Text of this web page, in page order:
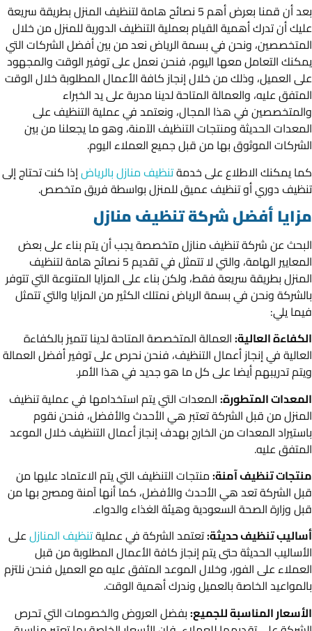
بعد أن قمنا بعرض أهم 5 نصائح هامة لتنظيف المنزل بطريقة سريعة
عليك أن تدرك أهمية القيام بعملية التنظيف الدورية للمنزل من خلال
المتخصصين، ونحن في بسمة الرياض نعد من بين أفضل الشركات التي
يمكنك التعامل معها اليوم، فنحن نعمل على توفير الوقت والمجهود
على العميل، وذلك من خلال إنجاز كافة الأعمال المطلوبة خلال الوقت
المتفق عليه، والعمالة المتاحة لدينا مدربة على يد الخبراء
والمتخصصين في هذا المجال، ونعتمد في عملية التنظيف على
المعدات الحديثة ومنتجات التنظيف الآمنة، وهو ما يجعلنا من بين
الشركات الموثوق بها من قبل جميع العملاء اليوم.
كما يمكنك الاطلاع على خدمةتنظيف منازل بالرياضإذا كنت تحتاج إلى
تنظيف دوري أو تنظيف عميق للمنزل بواسطة فريق متخصص.
مزايا أفضل شركة تنظيف منازل
البحث عن شركة تنظيف منازل متخصصة يجب أن يتم بناء على بعض
المعايير الهامة، والتي لا تتمثل في تقديم 5 نصائح هامة لتنظيف
المنزل بطريقة سريعة فقط، ولكن بناء على المزايا المتنوعة التي تتوفر
بالشركة ونحن في بسمة الرياض نمتلك الكثير من المزايا والتي تتمثل
فيما يلي:
الكفاءة العالية:العمالة المتخصصة المتاحة لدينا تتميز بالكفاءة
العالية في إنجاز أعمال التنظيف، فنحن نحرص على توفير أفضل العمالة
ويتم تدريبهم أيضا على كل ما هو جديد في هذا الأمر.
المعدات المتطورة:المعدات التي يتم استخدامها في عملية تنظيف
المنزل من قبل الشركة تعتبر هي الأحدث والأفضل، فنحن نقوم
باستيراد المعدات من الخارج بهدف إنجاز أعمال التنظيف خلال الموعد
المتفق عليه.
منتجات تنظيف آمنة:منتجات التنظيف التي يتم الاعتماد عليها من
قبل الشركة تعد هي الأحدث والأفضل، كما أنها آمنة ومصرح بها من
قبل وزارة الصحة السعودية وهيئة الغذاء والدواء.
أساليب تنظيف حديثة:تعتمد الشركة في عمليةتنظيف المنازلعلى
الأساليب الحديثة حتى يتم إنجاز كافة الأعمال المطلوبة من قبل
العملاء على الفور، وخلال الموعد المتفق عليه مع العميل فنحن نلتزم
بالمواعيد الخاصة بالعميل وندرك أهمية الوقت.
الأسعار المناسبة للجميع:بفضل العروض والخصومات التي تحرص